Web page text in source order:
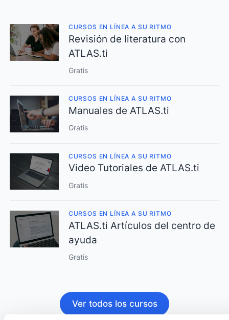
Ver todos los cursos
CURSOS EN LÍNEA A SU RITMO
Revisión de literatura con
ATLAS.ti
Gratis
CURSOS EN LÍNEA A SU RITMO
Manuales de ATLAS.ti
Gratis
CURSOS EN LÍNEA A SU RITMO
Video Tutoriales de ATLAS.ti
Gratis
CURSOS EN LÍNEA A SU RITMO
ATLAS.ti Artículos del centro de
ayuda
Gratis